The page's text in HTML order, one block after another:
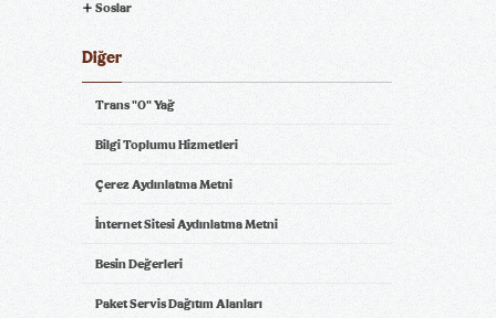
Brioche®Menü
BK Steakhouse Burger ®
Menü
Köfteburger Menü
Soslar
Diğer
Trans "0" Yağ
Bilgi Toplumu Hizmetleri
Çerez Aydınlatma Metni
İnternet Sitesi Aydınlatma Metni
Besin Değerleri
Paket Servis Dağıtım Alanları